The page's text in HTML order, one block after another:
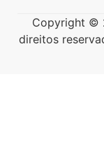
Copyright ©
direitos